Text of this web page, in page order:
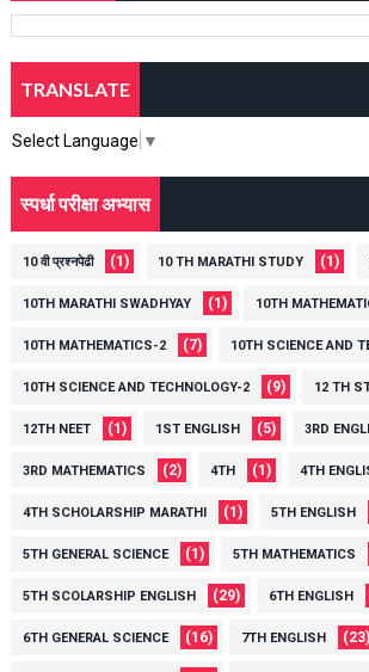
TRANSLATE
Select Language ▼
स्पर्धा परीक्षा अभ्यास
10 वी प्रश्नपेढी (1) 10 TH MARATHI STUDY (1)
10TH MARATHI SWADHYAY (1) 10TH
10TH MATHEMATICS-2 (7) 10TH SCIENCE AND
10TH SCIENCE AND TECHNOLOGY-2 (9) 12 TH
12TH NEET (1) 1ST ENGLISH (5) 3RD
3RD MATHEMATICS (2) 4TH (1) 4TH
4TH SCHOLARSHIP MARATHI (1) 5TH ENGLISH
5TH GENERAL SCIENCE (1) 5TH MATHEMATICS
5TH SCOLARSHIP ENGLISH (29) 6TH ENGLISH
6TH GENERAL SCIENCE (16) 7TH ENGLISH (23)